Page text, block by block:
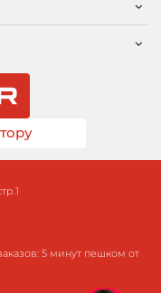
5 минут пешком от